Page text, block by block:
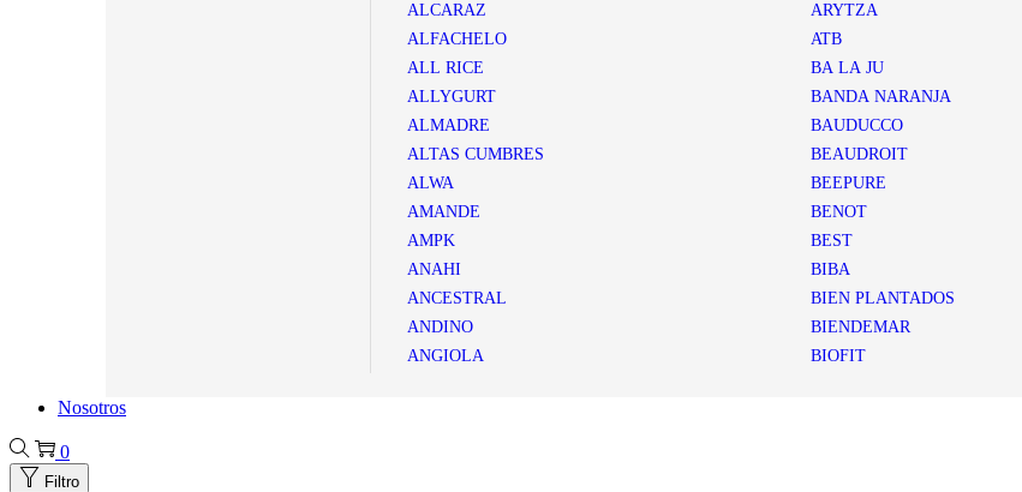
ALCARAZ
ALFACHELO
ALL RICE
ALLYGURT
ALMADRE
ALTAS CUMBRES
ALWA
AMANDE
AMPK
ANAHI
ANCESTRAL
ANDINO
ANGIOLA
ARYTZA
ATB
BA LA JU
BANDA NARANJA
BAUDUCCO
BEAUDROIT
BEEPURE
BENOT
BEST
BIBA
BIEN PLANTADOS
BIENDEMAR
BIOFIT
Nosotros
0
Filtro